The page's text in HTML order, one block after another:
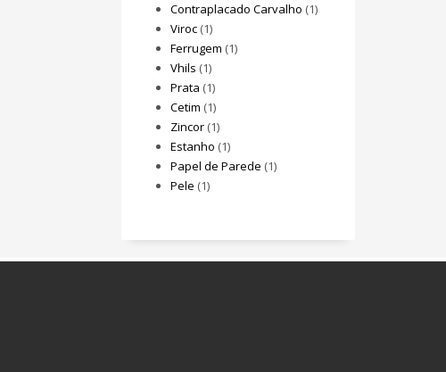
Contraplacado Carvalho (1)
Viroc(1)
Ferrugem (1)
Vhils (1)
Prata (1)
Cetim (1)
Zincor(1)
Estanho (1)
Papel de Parede (1)
Pele (1)